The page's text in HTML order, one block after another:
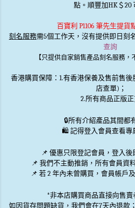
點。順豐加HK＄20
百寶利 P1106 筆先生提貨
刻名服務需5個工作天，沒有提供即日刻
查詢
【只提供自家銷售產品刻名服務，
香港購買保障：1.有香港保養及售前售
店查單)；
2.所有商品正版
🔒所有介紹產品其間都
🛍️ 記得登入會員查看專
📌 優惠只限登記會員 ，登入
📌 我們不主動推銷 ，所有會員資
📌 若 2 年內未曾購買，會員帳戶
*非本店購買商品直接向售賣
如因貨存問題缺貨，我們會在7天內退款